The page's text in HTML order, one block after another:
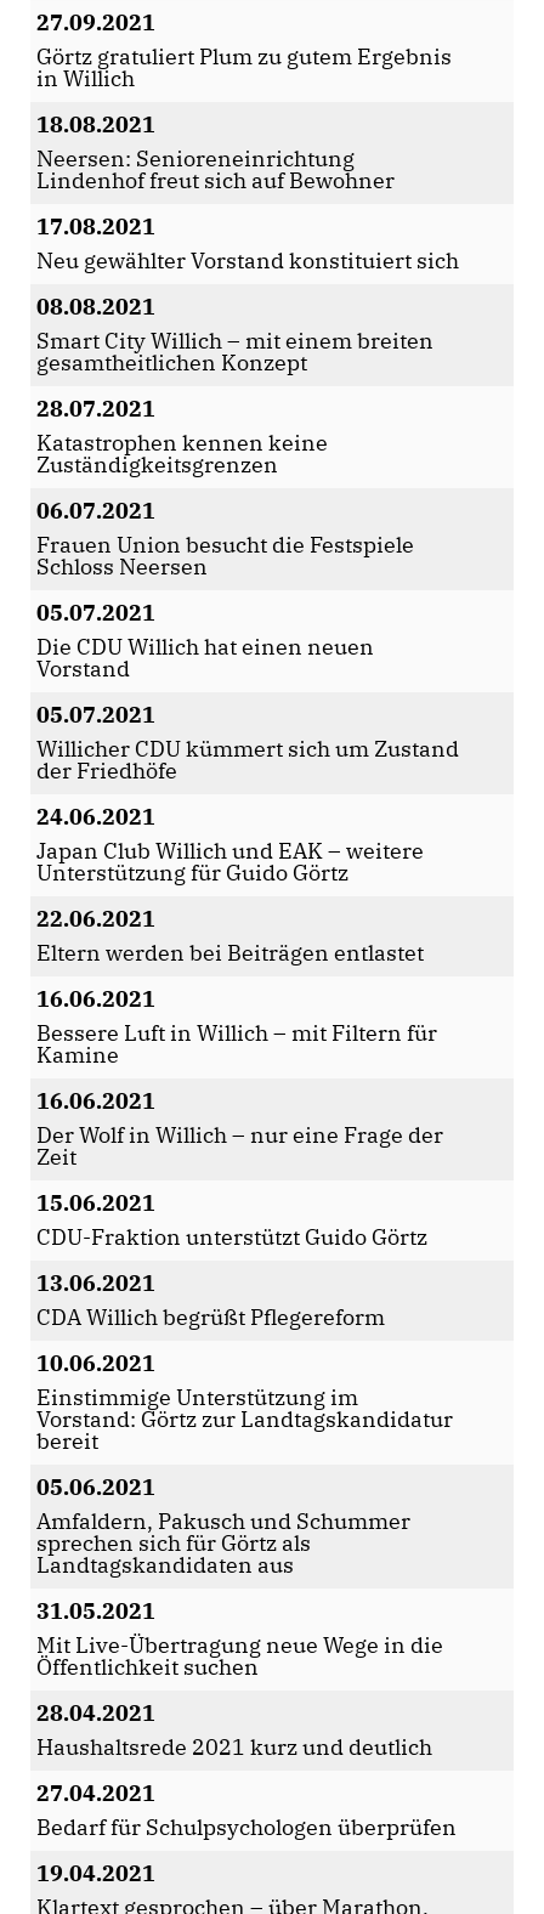
27.09.2021
Görtz gratuliert Plum zu gutem Ergebnis
in Willich
18.08.2021
Neersen: Senioreneinrichtung
Lindenhof freut sich auf Bewohner
17.08.2021
Neu gewählter Vorstand konstituiert sich
08.08.2021
Smart City Willich – mit einem breiten
gesamtheitlichen Konzept
28.07.2021
Katastrophen kennen keine
Zuständigkeitsgrenzen
06.07.2021
Frauen Union besucht die Festspiele
Schloss Neersen
05.07.2021
Die CDU Willich hat einen neuen
Vorstand
05.07.2021
Willicher CDU kümmert sich um Zustand
der Friedhöfe
24.06.2021
Japan Club Willich und EAK – weitere
Unterstützung für Guido Görtz
22.06.2021
Eltern werden bei Beiträgen entlastet
16.06.2021
Bessere Luft in Willich – mit Filtern für
Kamine
16.06.2021
Der Wolf in Willich – nur eine Frage der
Zeit
15.06.2021
CDU-Fraktion unterstützt Guido Görtz
13.06.2021
CDA Willich begrüßt Pflegereform
10.06.2021
Einstimmige Unterstützung im
Vorstand: Görtz zur Landtagskandidatur
bereit
05.06.2021
Amfaldern, Pakusch und Schummer
sprechen sich für Görtz als
Landtagskandidaten aus
31.05.2021
Mit Live-Übertragung neue Wege in die
Öffentlichkeit suchen
28.04.2021
Haushaltsrede 2021 kurz und deutlich
27.04.2021
Bedarf für Schulpsychologen überprüfen
19.04.2021
Klartext gesprochen – über Marathon,